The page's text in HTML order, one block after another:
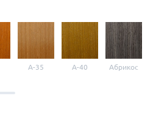
A-35 A-40 Абрикос